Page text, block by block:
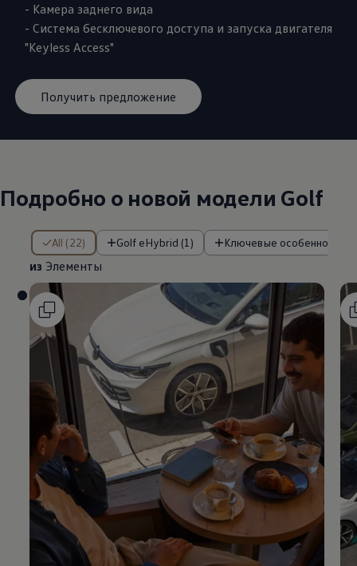
- Камера заднего вида
- Система бесключевого доступа и запуска двигателя
"Keyless Access"
Получить предложение
Подробно о новой модели Golf
All (22) Golf eHybrid (1) Ключевые особенности
из Элементы
из Элементы